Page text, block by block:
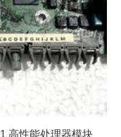
高性能处理器模块